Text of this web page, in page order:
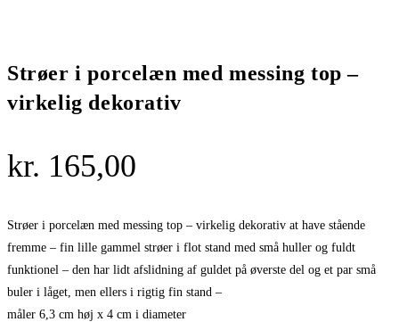
Strøer i porcelæn med messing top –
virkelig dekorativ
kr. 165,00
Strøer i porcelæn med messing top – virkelig dekorativ at have stående
fremme – fin lille gammel strøer i flot stand med små huller og fuldt
funktionel – den har lidt afslidning af guldet på øverste del og et par små
buler i låget, men ellers i rigtig fin stand –
måler 6,3 cm høj x 4 cm i diameter